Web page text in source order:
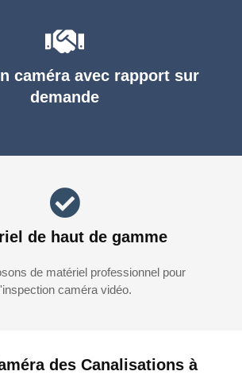
des Canalisations à
caméra avec rapport sur
demande
de haut de gamme
de matériel professionnel pour
caméra vidéo.